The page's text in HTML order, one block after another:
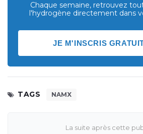
Chaque semaine, retrouvez
l'hydrogène directement dans
JE M'INSCRIS
TAGS NAMX